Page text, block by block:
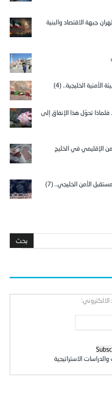
جبهة الاقتصاد والبنية
الأمنية الخليجية.. (4)
فلماذا تحوّل هذا الإنفاق إلى
الإقليمي في الخليج
الأمن الخليجي.. (7)
الالكتروني:
الاستراتيجية